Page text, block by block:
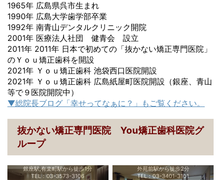
1965年 広島県呉市生まれ
1990年 広島大学歯学部卒業
1992年 南青山デンタルクリニック開院
2001年 医療法人社団 健青会 設立
2011年 2011年 日本で初めての「抜かない矯正専門医院」
のＹｏｕ矯正歯科を開設
2021年 Ｙｏｕ矯正歯科 池袋西口医院開設
2021年 Ｙｏｕ矯正歯科 広島紙屋町医院開設（銀座、青山
等で９医院開院中）
▼総院長ブログ「幸せってなぁに？」もご覧ください。
抜かない矯正専門医院 You矯正歯科医院グ
ループ
銀座駅,有楽町駅から徒歩1分
TEL：03-3573-3106
外苑前駅から徒歩2分
TEL：03-3401-3101